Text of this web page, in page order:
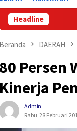
Headline
Beranda DAERAH
80 Persen
Kinerja
Admin
Rabu, 28 Februari